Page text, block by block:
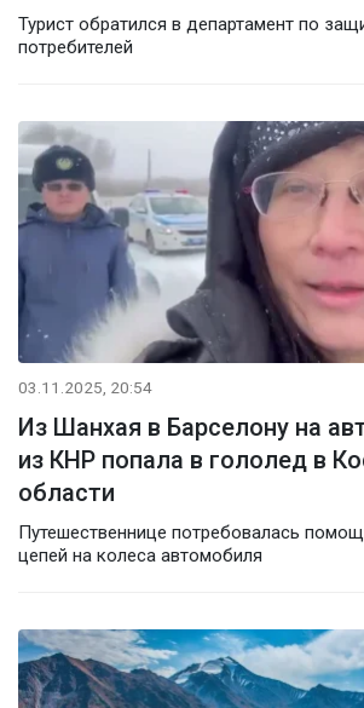
Турист обратился в департамент по
потребителей
03.11.2025, 20:54
Из Шанхая в Барселону на
из КНР попала в гололед в
области
Путешественнице потребовалась
цепей на колеса автомобиля